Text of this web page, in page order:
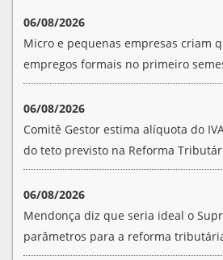
06/08/2026
Micro e pequenas empresas criam
empregos formais no primeiro
06/08/2026
Comitê Gestor estima alíquota do
do teto previsto na Reforma
06/08/2026
Mendonça diz que seria ideal o
parâmetros para a reforma